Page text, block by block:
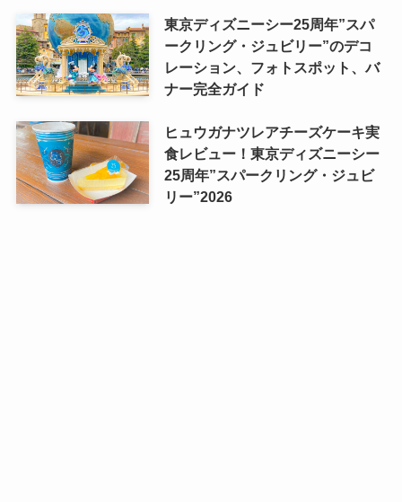
東京ディズニーシー25周年”スパ
ークリング・ジュビリー”のデコ
レーション、フォトスポット、バ
ナー完全ガイド
ヒュウガナツレアチーズケーキ実
食レビュー！東京ディズニーシー
25周年”スパークリング・ジュビ
リー”2026